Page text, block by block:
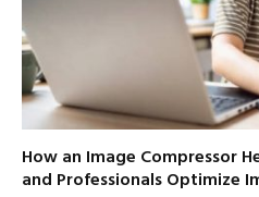
How an Image Compressor
and Professionals Optimize